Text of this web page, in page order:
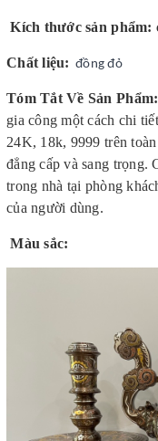
Kích thước sản phẩm:
Chất liệu: đồng đỏ
Tóm Tắt Về Sản Phẩm:
gia công một cách chi
24K, 18k, 9999 trên
đẳng cấp và sang trọng.
trong nhà tại phòng
của người dùng.
Màu sắc: